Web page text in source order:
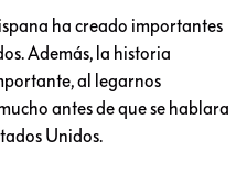
ha creado importantes
Además, la historia
al legarnos
antes de que se hablara
Unidos.